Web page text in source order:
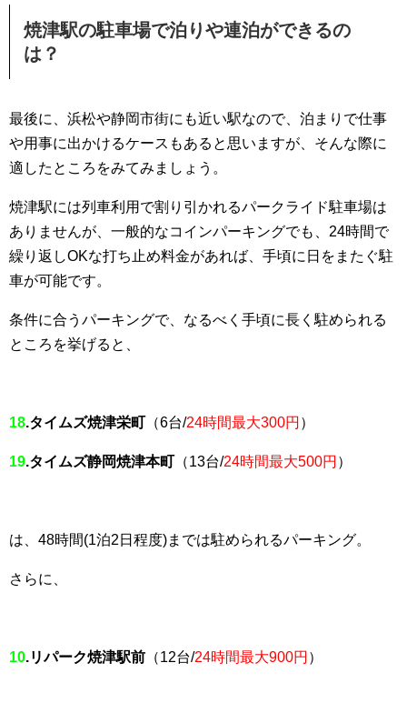
焼津駅の駐車場で泊りや連泊ができるの
は？
最後に、浜松や静岡市街にも近い駅なので、泊まりで仕事
や用事に出かけるケースもあると思いますが、そんな際に
適したところをみてみましょう。
焼津駅には列車利用で割り引かれるパークライド駐車場は
ありませんが、一般的なコインパーキングでも、24時間で
繰り返しOKな打ち止め料金があれば、手頃に日をまたぐ駐
車が可能です。
条件に合うパーキングで、なるべく手頃に長く駐められる
ところを挙げると、
18.タイムズ焼津栄町（6台/24時間最大300円 ）
19.タイムズ静岡焼津本町（13台/24時間最大500円 ）
は、48時間(1泊2日程度)までは駐められるパーキング。
さらに、
10.リパーク焼津駅前 （12台/24時間最大900円 ）